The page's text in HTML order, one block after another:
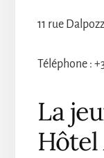
11 rue
Téléphone :
La